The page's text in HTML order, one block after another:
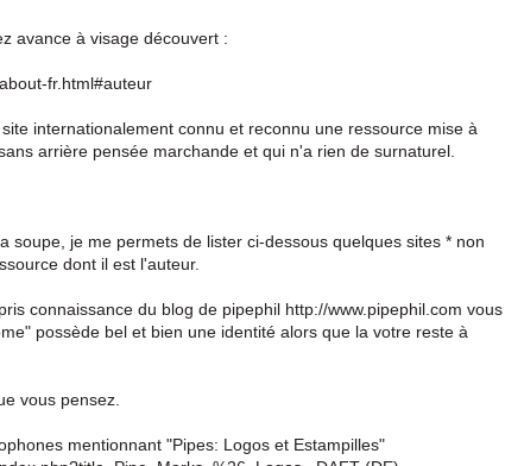
avance à visage découvert :
fr.html#auteur
internationalement connu et reconnu une ressource mise à
arrière pensée marchande et qui n'a rien de surnaturel.
soupe, je me permets de lister ci-dessous quelques sites * non
dont il est l'auteur.
connaissance du blog de pipephil http://www.pipephil.com vous
possède bel et bien une identité alors que la votre reste à
vous pensez.
mentionnant "Pipes: Logos et Estampilles"